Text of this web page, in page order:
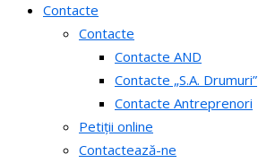
Contacte
Contacte
Contacte AND
Contacte „S.A. Drumuri”
Contacte Antreprenori
Petiții online
Contactează-ne